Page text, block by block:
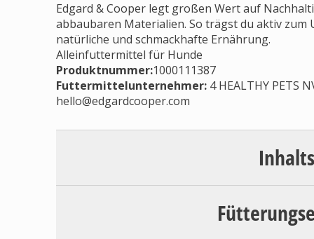
Edgard & Cooper legt großen Wert auf
abbaubaren Materialien. So trägst du aktiv
natürliche und schmackhafte Ernährung.
Alleinfuttermittel für Hunde
Produktnummer:1000111387
Futtermittelunternehmer: 4 HEALTHY PETS
hello@edgardcooper.com